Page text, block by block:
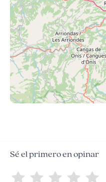
Sé el primero en opinar